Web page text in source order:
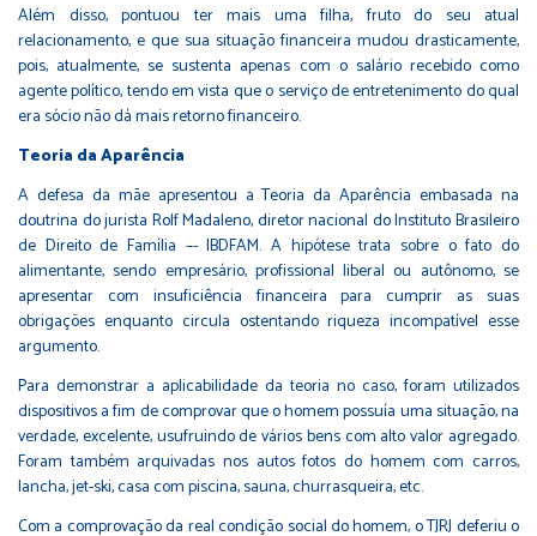
Além disso, pontuou ter mais uma filha, fruto do seu atual
relacionamento, e que sua situação financeira mudou drasticamente,
pois, atualmente, se sustenta apenas com o salário recebido como
agente político, tendo em vista que o serviço de entretenimento do qual
era sócio não dá mais retorno financeiro.
Teoria da Aparência
A defesa da mãe apresentou a Teoria da Aparência embasada na
doutrina do jurista Rolf Madaleno, diretor nacional do Instituto Brasileiro
de Direito de Família –- IBDFAM. A hipótese trata sobre o fato do
alimentante, sendo empresário, profissional liberal ou autônomo, se
apresentar com insuficiência financeira para cumprir as suas
obrigações enquanto circula ostentando riqueza incompatível esse
argumento.
Para demonstrar a aplicabilidade da teoria no caso, foram utilizados
dispositivos a fim de comprovar que o homem possuía uma situação, na
verdade, excelente, usufruindo de vários bens com alto valor agregado.
Foram também arquivadas nos autos fotos do homem com carros,
lancha, jet-ski, casa com piscina, sauna, churrasqueira, etc.
Com a comprovação da real condição social do homem, o TJRJ deferiu o